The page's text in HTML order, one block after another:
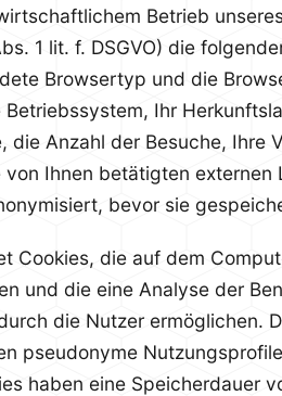
Betrieb
1 lit. f. DSGVO) die
Browsertyp und die
Ihr
die Anzahl der Besuche, Ihre
Ihnen betätigten externen
bevor sie
Cookies, die auf dem
und die eine Analyse der
die Nutzer ermöglichen.
pseudonyme
haben eine Speicherdauer